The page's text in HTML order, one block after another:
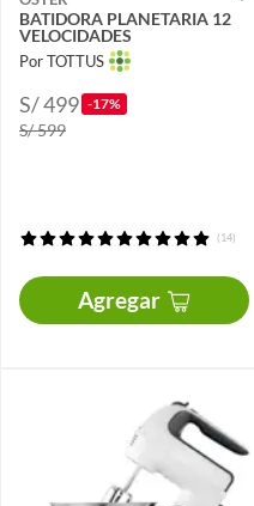
BATIDORA PLANETARIA 12
VELOCIDADES
Por TOTTUS
S/ 499 -17%
S/ 599
(14)
Agregar